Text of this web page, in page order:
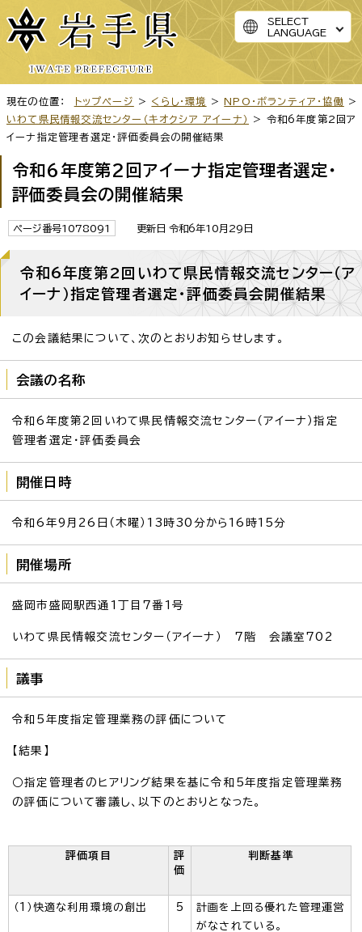
SELECT
LANGUAGE
現在の位置： トップページ > くらし・環境 >NPO・ボランティア・協働
>
いわて県民情報交流センター（キオクシア アイーナ）
> 令和6年度第2回ア
イーナ指定管理者選定・評価委員会の開催結果
令和6年度第2回アイーナ指定管理者選定・
評価委員会の開催結果
ページ番号1078091 更新日 令和6年10月29日
令和6年度第2回いわて県民情報交流センター（ア
イーナ）指定管理者選定・評価委員会開催結果
この会議結果について、次のとおりお知らせします。
会議の名称
令和6年度第2回いわて県民情報交流センター（アイーナ）指定
管理者選定・評価委員会
開催日時
令和6年9月26日（木曜）13時30分から16時15分
開催場所
盛岡市盛岡駅西通1丁目7番1号
いわて県民情報交流センター（アイーナ） 7階 会議室702
議事
令和5年度指定管理業務の評価について
【結果】
○指定管理者のヒアリング結果を基に令和5年度指定管理業務
の評価について審議し、以下のとおりとなった。
評価項目
評
価
判断基準
（1）快適な利用環境の創出 5
計画を上回る優れた管理運営
がなされている。